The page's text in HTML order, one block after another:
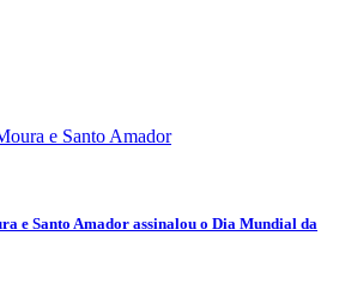
e Santo Amador
e Santo Amador assinalou o Dia Mundial da